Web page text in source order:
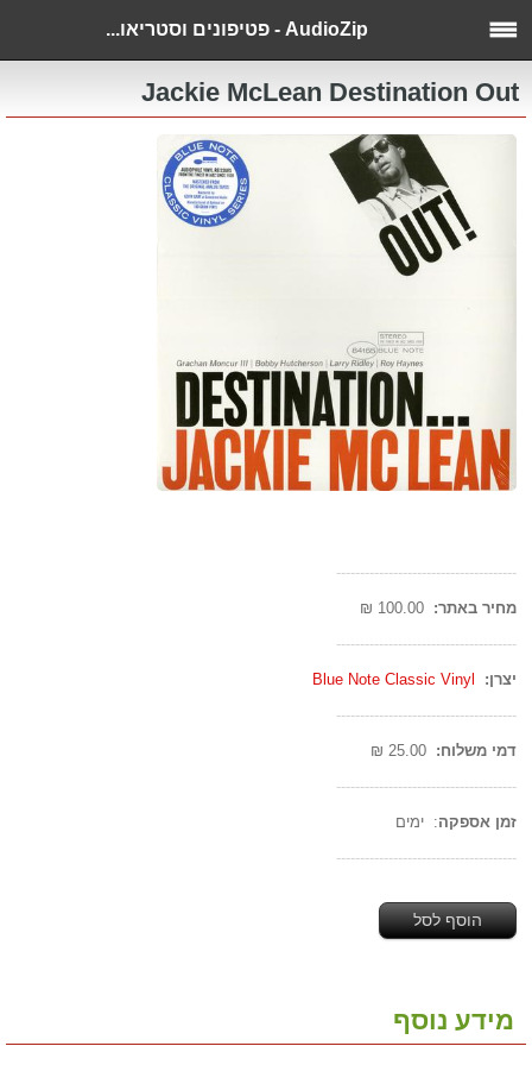
AudioZip - פטיפונים וסטריאו...
--------------------------------------
מחיר באתר:
--------------------------------------
יצרן:
Blue Note Classic Vinyl
--------------------------------------
דמי משלוח:
--------------------------------------
זמן אספקה: ימים
--------------------------------------
הוסף לסל
מידע נוסף